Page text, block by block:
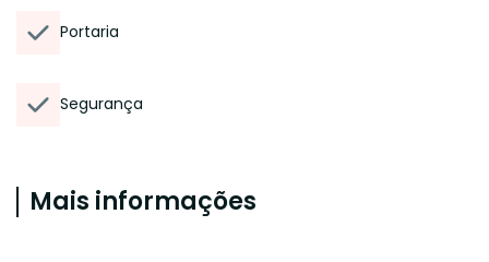
Portaria
Segurança
Mais informações